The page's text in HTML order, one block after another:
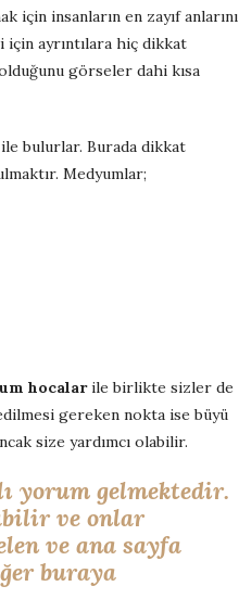
için insanların en zayıf anlarını
ayrıntılara hiç dikkat
görseler dahi kısa
bulurlar. Burada dikkat
Medyumlar;
hocalarile birlikte sizler de
gereken nokta ise büyü
size yardımcı olabilir.
yorum gelmektedir.
ve onlar
ve ana sayfa
buraya